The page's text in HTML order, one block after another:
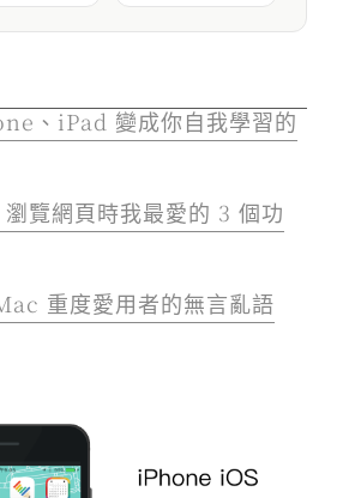
、iPad 變成你自我學習的
覽網頁時我最愛的 3 個功
重度愛用者的無言亂語